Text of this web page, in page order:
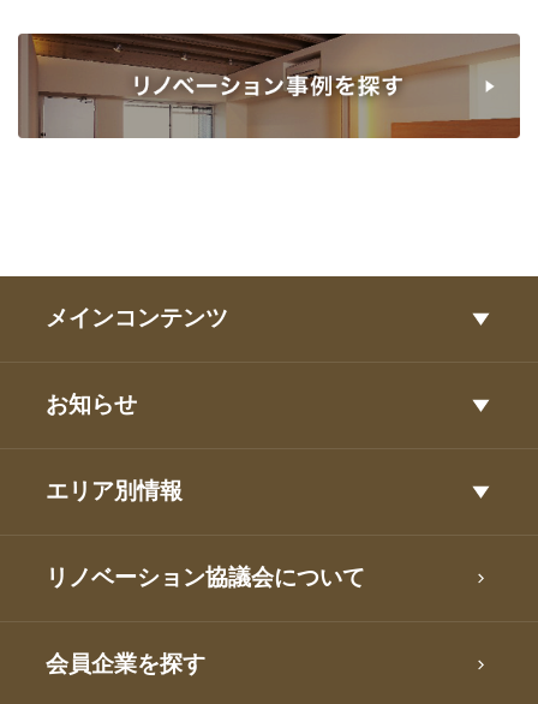
メインコンテンツ
お知らせ
エリア別情報
リノベーション協議会について
会員企業を探す